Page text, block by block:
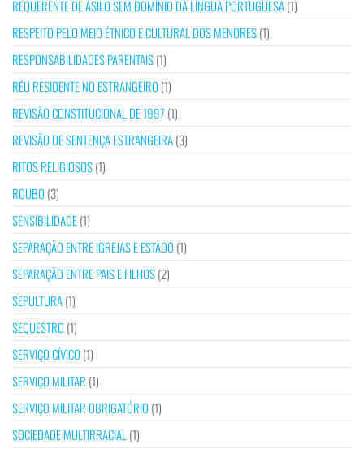
REQUERENTE DE ASILO SEM DOMÍNIO DA LÍNGUA PORTUGUESA(1)
RESPEITO PELO MEIO ÉTNICO E CULTURAL DOS MENORES(1)
RESPONSABILIDADES PARENTAIS(1)
RÉU RESIDENTE NO ESTRANGEIRO (1)
REVISÃO CONSTITUCIONAL DE 1997 (1)
REVISÃO DE SENTENÇA ESTRANGEIRA(3)
RITOS RELIGIOSOS(1)
ROUBO (3)
SENSIBILIDADE(1)
SEPARAÇÃO ENTRE IGREJAS E ESTADO (1)
SEPARAÇÃO ENTRE PAIS E FILHOS(2)
SEPULTURA(1)
SEQUESTRO (1)
SERVIÇO CÍVICO (1)
SERVIÇO MILITAR (1)
SERVIÇO MILITAR OBRIGATÓRIO (1)
SOCIEDADE MULTIRRACIAL (1)